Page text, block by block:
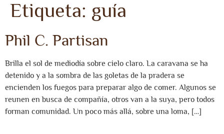
Etiqueta: guía
Phil C. Partisan
Brilla el sol de mediodía sobre cielo claro. La caravana se ha
detenido y a la sombra de las goletas de la pradera se
encienden los fuegos para preparar algo de comer. Algunos se
reunen en busca de compañía, otros van a la suya, pero todos
forman comunidad. Un poco más allá, sobre una loma, […]